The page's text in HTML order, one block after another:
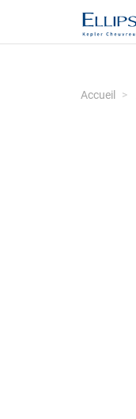
Accueil